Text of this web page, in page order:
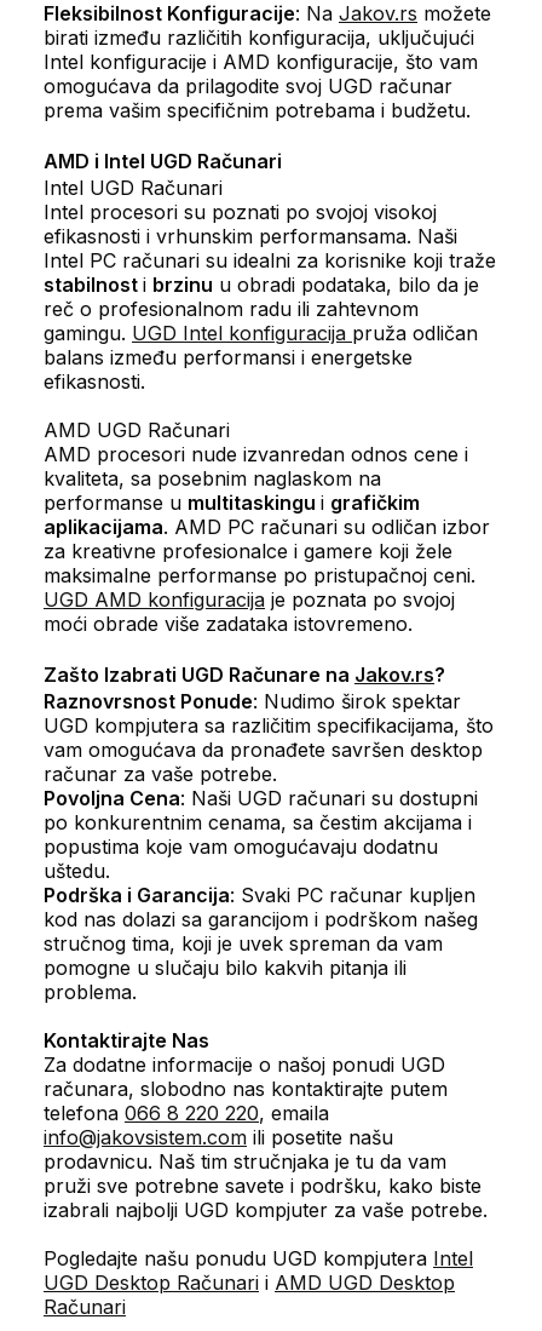
Fleksibilnost Konfiguracije: Na Jakov.rs možete
birati između različitih konfiguracija, uključujući
Intel konfiguracije i AMD konfiguracije, što vam
omogućava da prilagodite svoj UGD računar
prema vašim specifičnim potrebama i budžetu.
AMD i Intel UGD Računari
Intel UGD Računari
Intel procesori su poznati po svojoj visokoj
efikasnosti i vrhunskim performansama. Naši
Intel PC računari su idealni za korisnike koji traže
stabilnost i brzinu u obradi podataka, bilo da je
reč o profesionalnom radu ili zahtevnom
gamingu. UGD Intel konfiguracija pruža odličan
balans između performansi i energetske
efikasnosti.
AMD UGD Računari
AMD procesori nude izvanredan odnos cene i
kvaliteta, sa posebnim naglaskom na
performanse u multitaskingu i grafičkim
aplikacijama. AMD PC računari su odličan izbor
za kreativne profesionalce i gamere koji žele
maksimalne performanse po pristupačnoj ceni.
UGD AMD konfiguracija je poznata po svojoj
moći obrade više zadataka istovremeno.
Zašto Izabrati UGD Računare na Jakov.rs?
Raznovrsnost Ponude: Nudimo širok spektar
UGD kompjutera sa različitim specifikacijama, što
vam omogućava da pronađete savršen desktop
računar za vaše potrebe.
Povoljna Cena: Naši UGD računari su dostupni
po konkurentnim cenama, sa čestim akcijama i
popustima koje vam omogućavaju dodatnu
uštedu.
Podrška i Garancija: Svaki PC računar kupljen
kod nas dolazi sa garancijom i podrškom našeg
stručnog tima, koji je uvek spreman da vam
pomogne u slučaju bilo kakvih pitanja ili
problema.
Kontaktirajte Nas
Za dodatne informacije o našoj ponudi UGD
računara, slobodno nas kontaktirajte putem
telefona 066 8 220 220, emaila
info@jakovsistem.com ili posetite našu
prodavnicu. Naš tim stručnjaka je tu da vam
pruži sve potrebne savete i podršku, kako biste
izabrali najbolji UGD kompjuter za vaše potrebe.
Pogledajte našu ponudu UGD kompjutera Intel
UGD Desktop Računari i AMD UGD Desktop
Računari